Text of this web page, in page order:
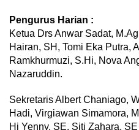
Pengurus Harian :
Ketua Drs Anwar Sadat,
Hairan, SH, Tomi Eka Putra,
Ramkhurmuzi, S.Hi, Nova
Nazaruddin.
Sekretaris Albert Chaniago,
Hadi, Virgiawan Simamora,
Hj Yenny, SE, Siti Zahara,